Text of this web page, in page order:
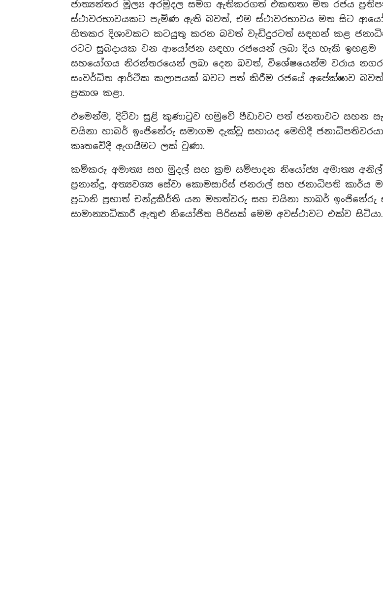
ජාත්‍යන්තර මූල්‍ය අරමුදල සමග ඇතිකරගත් එකඟතා මත රජය
ස්ථාවරභාවයකට පැමිණ ඇති බවත්, එම ස්ථාවරභාවය මත සිට
හිතකර දිශාවකට කටයුතු කරන බවත් වැඩිදුරටත් සඳහන් කළ
රටට සුබදායක වන ආයෝජන සඳහා රජයෙන් ලබා දිය හැකි ඉහළම
සහයෝගය නිරන්තරයෙන් ලබා දෙන බවත්, විශේෂයෙන්ම වරාය
සංවර්ධිත ආර්ථික කලාපයක් බවට පත් කිරීම රජයේ අපේක්ෂාව
ප්‍රකාශ කළා.
එමෙන්ම, දිට්වා සුළි කුණාටුව හමුවේ පීඩාවට පත් ජනතාවට සහන
චයිනා හාබර් ඉංජිනේරු සමාගම දැක්වූ සහායද මෙහිදී
කෘතවේදී ඇගයීමට ලක් වුණා.
කම්කරු අමාත්‍ය සහ මුදල් සහ ක්‍රම සම්පාදන නියෝජ්‍ය අමාත්‍ය
ප්‍රනාන්දු, අත්‍යවශ්‍ය සේවා කොමසාරිස් ජනරාල් සහ ජනාධිපති කාර්ය
ප්‍රධානි ප්‍රභාත් චන්ද්‍රකීර්ති යන මහත්වරු සහ චයිනා හාබර් ඉංජිනේරු
සාමාන්‍යාධිකාරී ඇතුළු නියෝජිත පිරිසක් මෙම අවස්ථාවට එක්ව සිටියා.